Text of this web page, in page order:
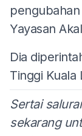
Yayasan
Dia
Tinggi
Sertai
sekarang